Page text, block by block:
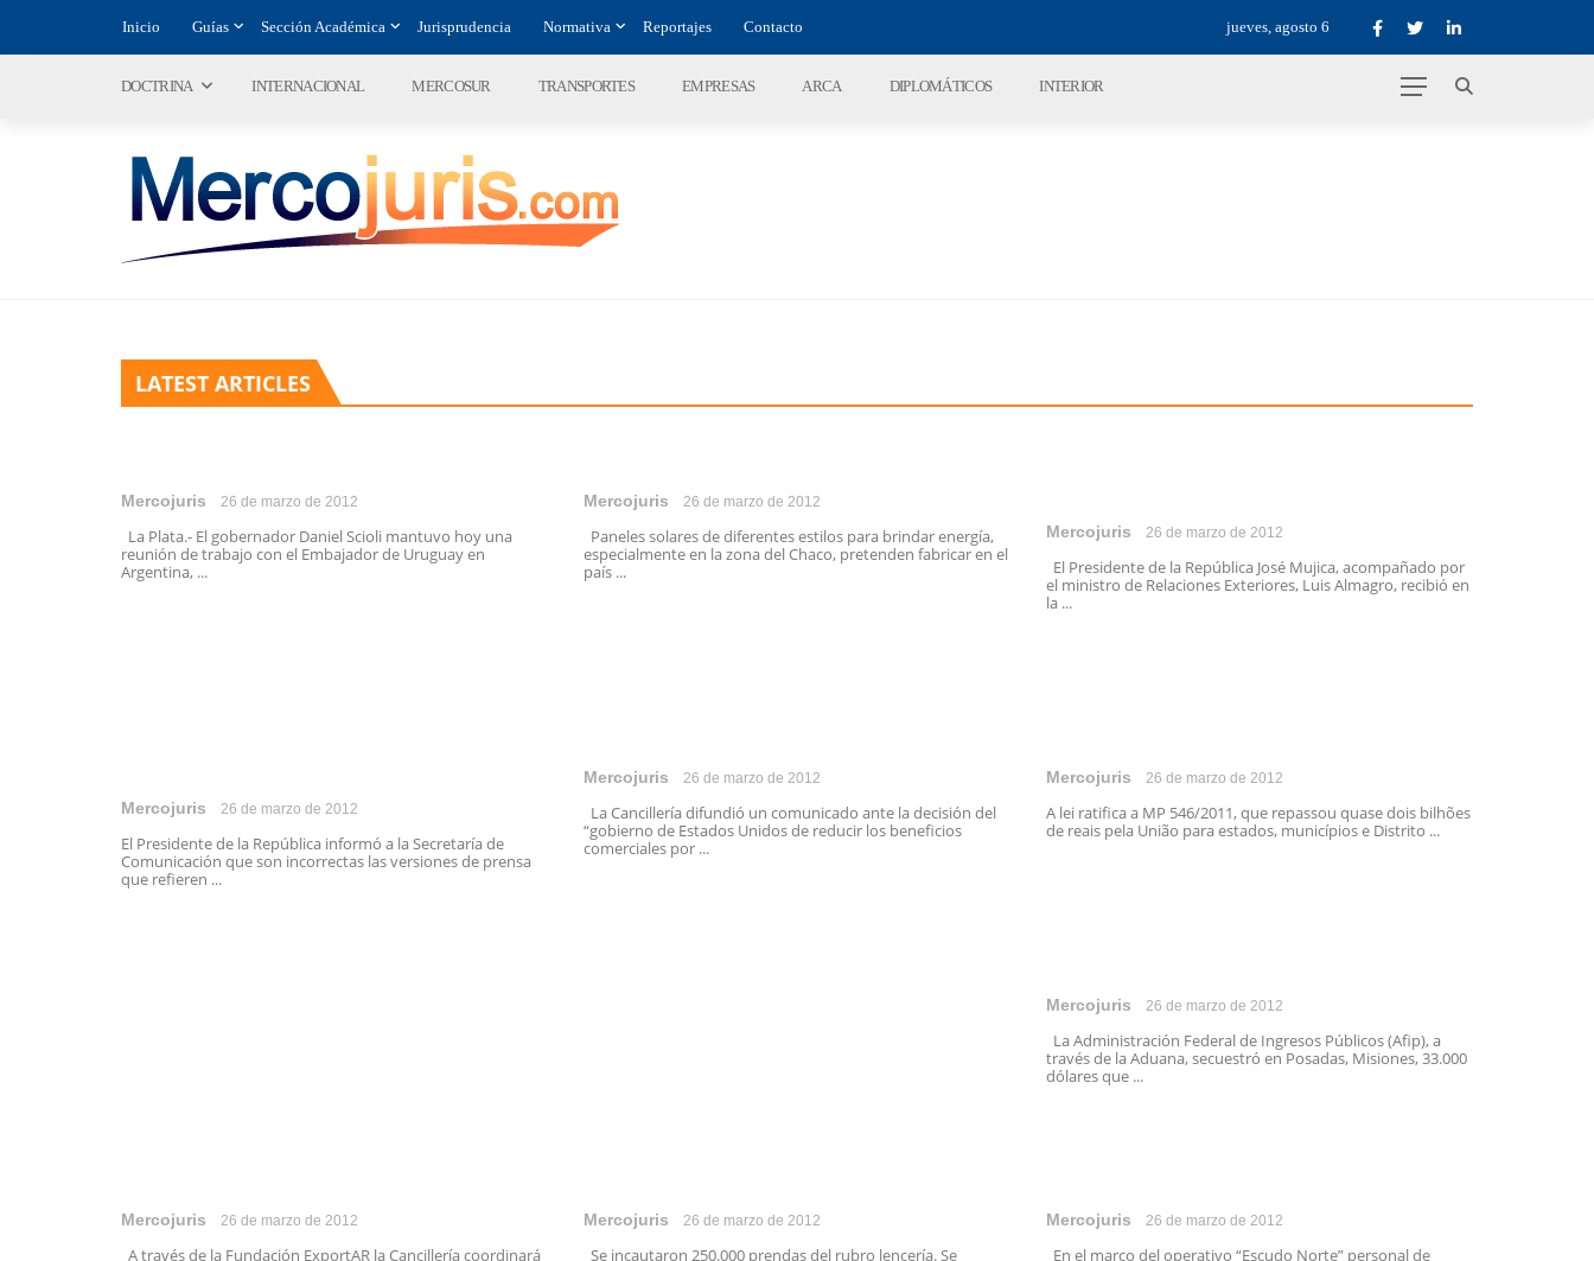
Inicio Guías Sección Académica Jurisprudencia Normativa Reportajes Contacto jueves, agosto 6
DOCTRINA INTERNACIONAL MERCOSUR TRANSPORTES EMPRESAS ARCA DIPLOMÁTICOS INTERIOR
LATEST ARTICLES
Mercojuris 26 de marzo de 2012
La Plata.- El gobernador Daniel Scioli mantuvo hoy una
reunión de trabajo con el Embajador de Uruguay en
Argentina, ...
Mercojuris 26 de marzo de 2012
Paneles solares de diferentes estilos para brindar energía,
especialmente en la zona del Chaco, pretenden fabricar en el
país ...
Mercojuris 26 de marzo de 2012
El Presidente de la República José Mujica, acompañado por
el ministro de Relaciones Exteriores, Luis Almagro, recibió en
la ...
Mercojuris 26 de marzo de 2012
El Presidente de la República informó a la Secretaría de
Comunicación que son incorrectas las versiones de prensa
que refieren ...
Mercojuris 26 de marzo de 2012
La Cancillería difundió un comunicado ante la decisión del
“gobierno de Estados Unidos de reducir los beneficios
comerciales por ...
Mercojuris 26 de marzo de 2012
A lei ratifica a MP 546/2011, que repassou quase dois bilhões
de reais pela União para estados, municípios e Distrito ...
Mercojuris 26 de marzo de 2012
La Administración Federal de Ingresos Públicos (Afip), a
través de la Aduana, secuestró en Posadas, Misiones, 33.000
dólares que ...
Mercojuris 26 de marzo de 2012
A través de la Fundación ExportAR la Cancillería coordinará
Mercojuris 26 de marzo de 2012
Se incautaron 250.000 prendas del rubro lencería. Se
Mercojuris 26 de marzo de 2012
En el marco del operativo “Escudo Norte” personal de